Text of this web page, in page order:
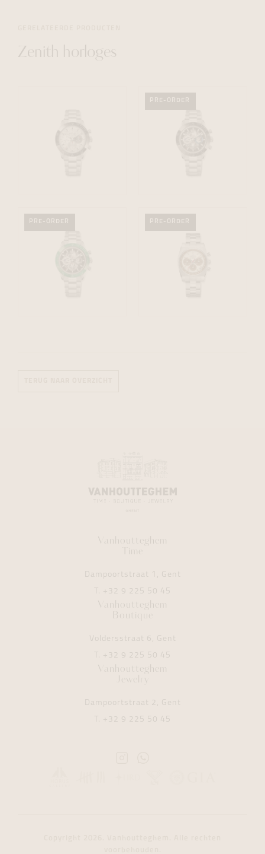
Zenith horloges
PRE-ORDER
PRE-ORDER PRE-ORDER
Vanhoutteghem
Time
Dampoortstraat 1, Gent
T. +32 9 225 50 45
Vanhoutteghem
Boutique
Voldersstraat 6, Gent
T. +32 9 225 50 45
Vanhoutteghem
Jewelry
Dampoortstraat 2, Gent
T. +32 9 225 50 45